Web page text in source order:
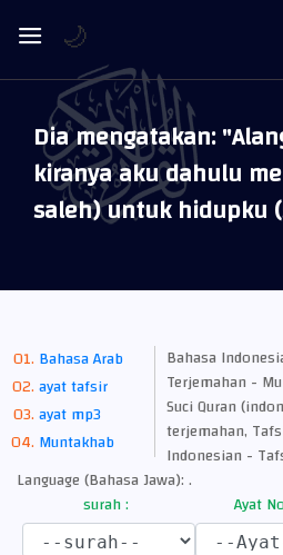
Dia mengatakan:
kiranya aku dahulu
saleh) untuk hidupku
Bahasa Arab
ayat tafsir
ayat mp3
Muntakhab
Bahasa
Terjemahan -
Suci Quran
terjemahan,
Indonesian -
Language (Bahasa Jawa): .
surah :
Ayat
🌙